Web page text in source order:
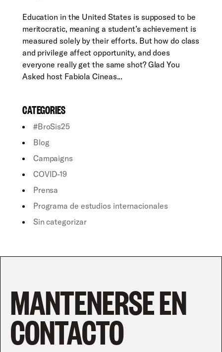
Education in the United States is supposed to be
meritocratic, meaning a student’s achievement is
measured solely by their efforts. But how do class
and privilege affect opportunity, and does
everyone really get the same shot? Glad You
Asked host Fabiola Cineas...
CATEGORIES
#BroSis25
Blog
Campaigns
COVID-19
Prensa
Programa de estudios internacionales
Sin categorizar
MANTENERSE EN
CONTACTO